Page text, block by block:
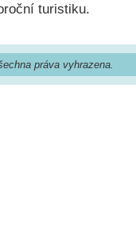
turistiku.
práva vyhrazena.